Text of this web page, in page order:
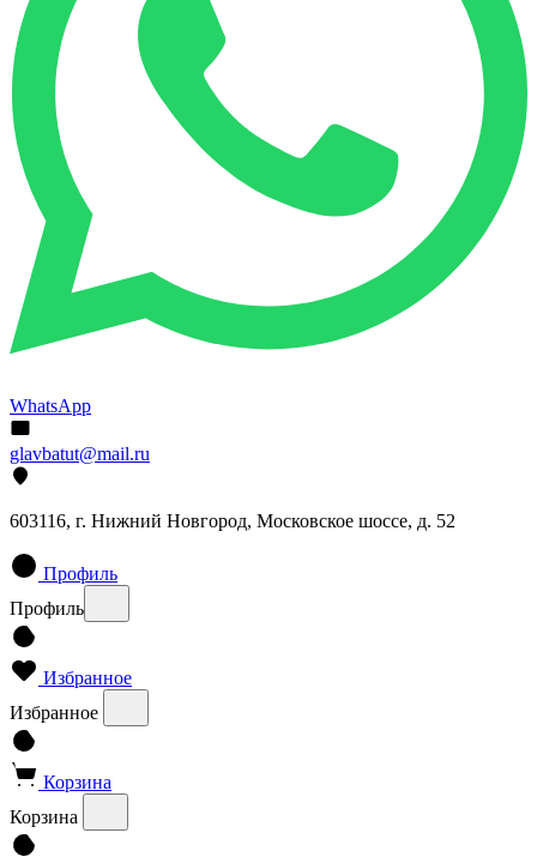
WhatsApp
glavbatut@mail.ru
603116, г. Нижний Новгород, Московское шоссе, д. 52
Профиль
Профиль
Избранное
Избранное
Корзина
Корзина